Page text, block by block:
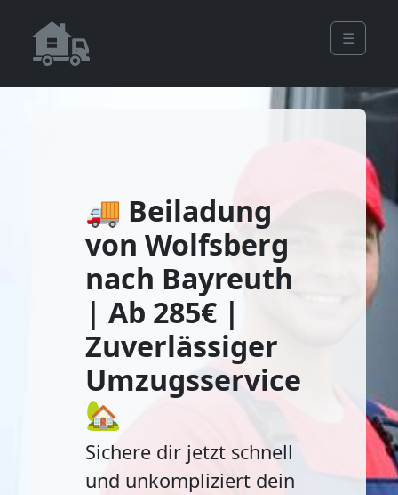
☰
🚚 Beiladung
von Wolfsberg
nach Bayreuth
| Ab 285€ |
Zuverlässiger
Umzugsservice
🏡
Sichere dir jetzt schnell
und unkompliziert dein